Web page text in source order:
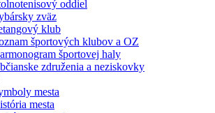
oddiel
zväz
klub
športových klubov a OZ
športovej haly
združenia a neziskovky
mesta
mesta